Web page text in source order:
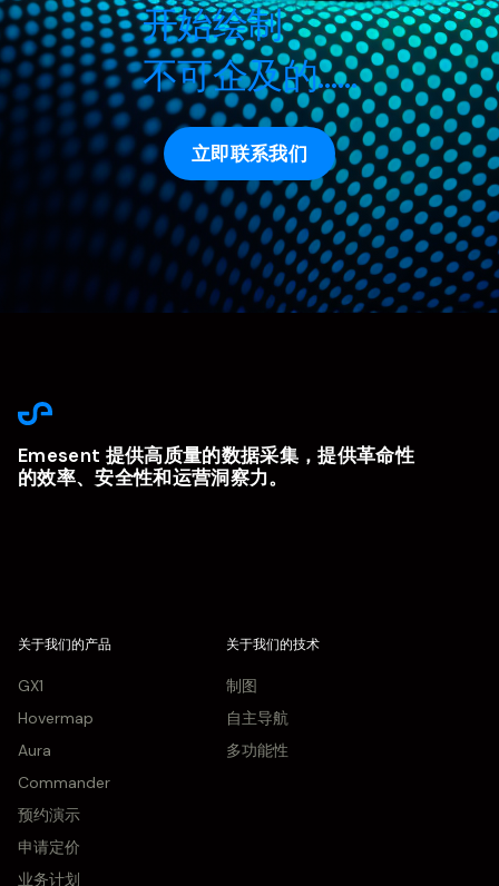
开始绘制
不可企及的……
立即联系我们
Emesent 提供高质量的数据采集，提供革命性
的效率、安全性和运营洞察力。
关于我们的产品
GX1
Hovermap
Aura
Commander
预约演示
申请定价
业务计划
关于我们的技术
制图
自主导航
多功能性